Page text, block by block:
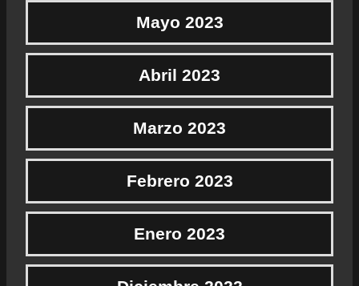
Mayo 2023
Abril 2023
Marzo 2023
Febrero 2023
Enero 2023